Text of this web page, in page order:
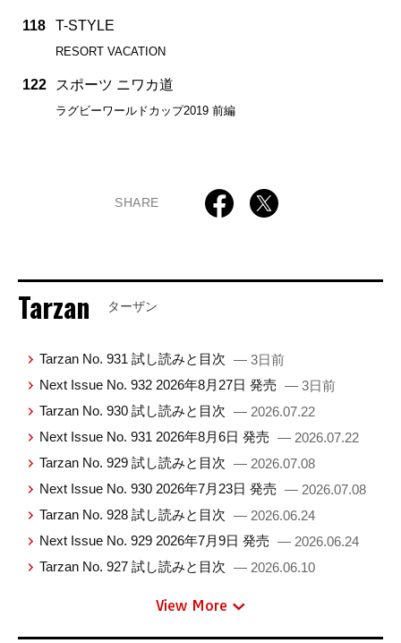
118 T-STYLE
RESORT VACATION
122 スポーツ ニワカ道
ラグビーワールドカップ2019 前編
SHARE
Tarzan ターザン
Tarzan No. 931 試し読みと目次 — 3日前
Next Issue No. 932 2026年8月27日 発売 — 3日前
Tarzan No. 930 試し読みと目次 — 2026.07.22
Next Issue No. 931 2026年8月6日 発売 — 2026.07.22
Tarzan No. 929 試し読みと目次 — 2026.07.08
Next Issue No. 930 2026年7月23日 発売 — 2026.07.08
Tarzan No. 928 試し読みと目次 — 2026.06.24
Next Issue No. 929 2026年7月9日 発売 — 2026.06.24
Tarzan No. 927 試し読みと目次 — 2026.06.10
View More